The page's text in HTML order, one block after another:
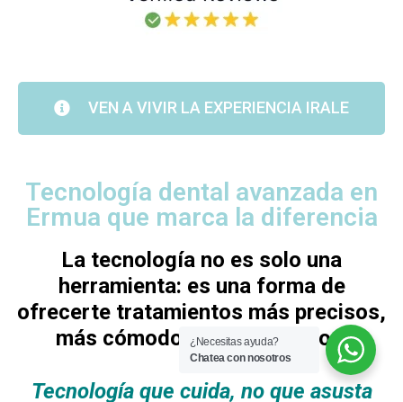
VEN A VIVIR LA EXPERIENCIA IRALE
Tecnología dental avanzada en
Ermua que marca la diferencia
La tecnología no es solo una
herramienta: es una forma de
ofrecerte tratamientos más precisos,
más cómodos y más seguros.
Tecnología que cuida, no que asusta
¿Necesitas ayuda?
Chatea con nosotros